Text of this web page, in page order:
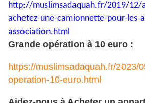
http://muslimsadaquah.fr/2019/12/
achetez-une-camionnette-pour-les-
association.html
Grande opération à 10 euro :
https://muslimsadaquah.fr/2023/
operation-10-euro.html